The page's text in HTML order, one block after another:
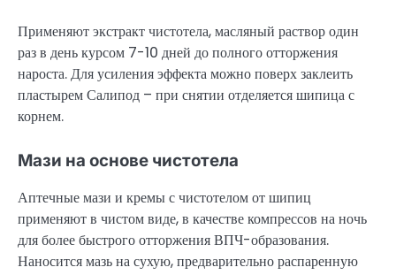
Применяют экстракт чистотела, масляный раствор один
раз в день курсом 7-10 дней до полного отторжения
нароста. Для усиления эффекта можно поверх заклеить
пластырем Салипод – при снятии отделяется шипица с
корнем.
Мази на основе чистотела
Аптечные мази и кремы с чистотелом от шипиц
применяют в чистом виде, в качестве компрессов на ночь
для более быстрого отторжения ВПЧ-образования.
Наносится мазь на сухую, предварительно распаренную